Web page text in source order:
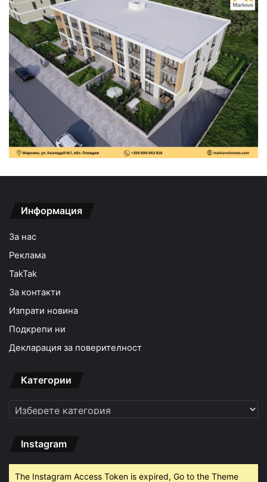
Информация
За нас
Реклама
TakTak
За контакти
Изпрати новина
Подкрепи ни
Декларация за поверителност
Категории
Категории
Instagram
The Instagram Access Token is expired, Go to the Theme